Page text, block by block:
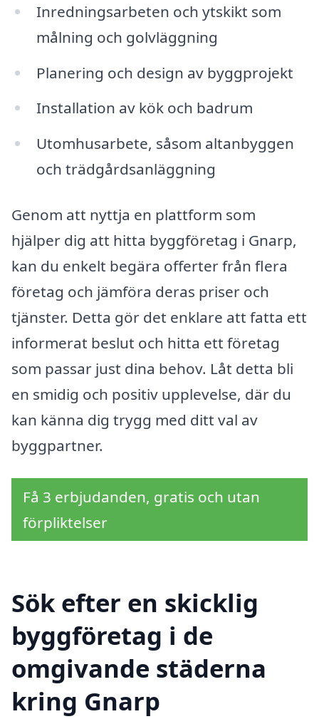
Inredningsarbeten och ytskikt som
målning och golvläggning
Planering och design av byggprojekt
Installation av kök och badrum
Utomhusarbete, såsom altanbyggen
och trädgårdsanläggning
Genom att nyttja en plattform som
hjälper dig att hitta byggföretag i Gnarp,
kan du enkelt begära offerter från flera
företag och jämföra deras priser och
tjänster. Detta gör det enklare att fatta ett
informerat beslut och hitta ett företag
som passar just dina behov. Låt detta bli
en smidig och positiv upplevelse, där du
kan känna dig trygg med ditt val av
byggpartner.
Få 3 erbjudanden, gratis och utan
förpliktelser
Sök efter en skicklig
byggföretag i de
omgivande städerna
kring Gnarp